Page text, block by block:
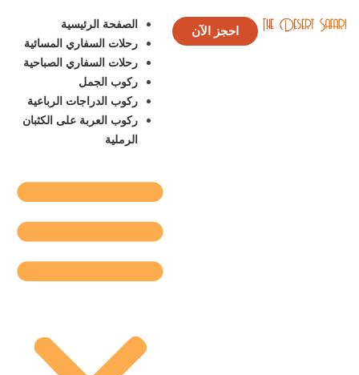
احجز الآن
الصفحة الرئيسية
رحلات السفاري المسائية
رحلات السفاري الصباحية
ركوب الجمل
ركوب الدراجات الرباعية
ركوب العربة على الكثبان
الرملية